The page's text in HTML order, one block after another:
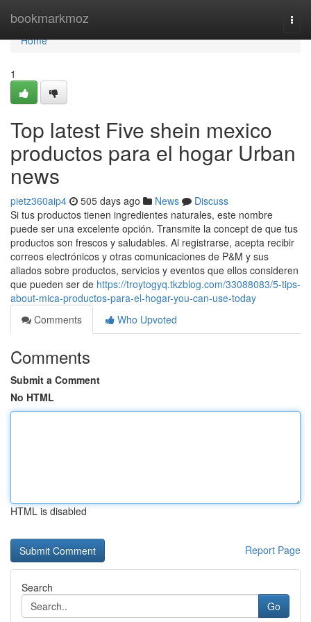
bookmarkmoz
Home
Home
1
Top latest Five shein mexico
productos para el hogar Urban
news
pietz360aip4 505 days ago News
Discuss
Si tus productos tienen ingredientes naturales, este nombre
puede ser una excelente opción. Transmite la concept de que tus
productos son frescos y saludables. Al registrarse, acepta recibir
correos electrónicos y otras comunicaciones de P&M y sus
aliados sobre productos, servicios y eventos que ellos consideren
que pueden ser de https://troytogyq.tkzblog.com/33088083/5-tips-
about-mica-productos-para-el-hogar-you-can-use-today
Comments
Who Upvoted
Comments
Submit a Comment
No HTML
HTML is disabled
Report Page
Search
Go